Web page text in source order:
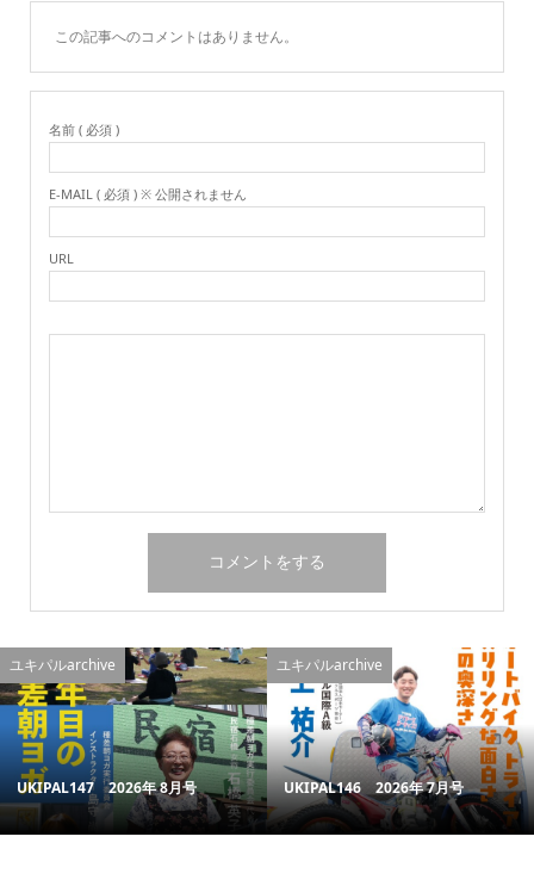
この記事へのコメントはありません。
名前 ( 必須 )
E-MAIL ( 必須 ) ※ 公開されません
URL
ユキパルarchive
UKIPAL147 2026年 8月号
ユキパルarchive
UKIPAL146 2026年 7月号